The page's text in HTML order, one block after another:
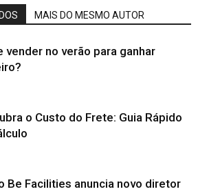
MAIS DO MESMO AUTOR
vender no verão para ganhar
o Custo do Frete: Guia Rápido
Be Facilities anuncia novo diretor